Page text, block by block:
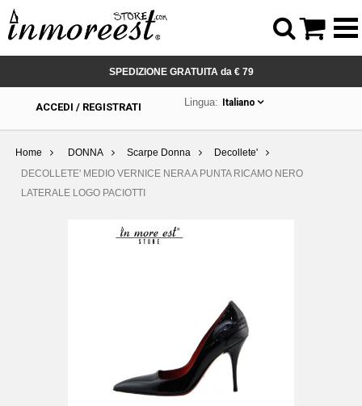
SPEDIZIONE GRATUITA da € 79
ACCEDI / REGISTRATI Lingua: Italiano
Home DONNA Scarpe Donna
Decollete'
DECOLLETE' MEDIO VERNICE NERA A PUNTA RICAMO NERO
LATERALE LOGO PACIOTTI
 